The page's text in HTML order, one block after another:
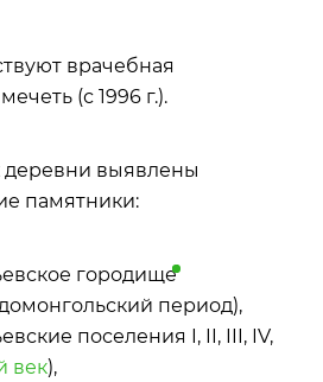
врачебная
(с 1996 г.).
деревни выявлены
памятники:
городище
период),
поселения I, II, III, IV,
век),